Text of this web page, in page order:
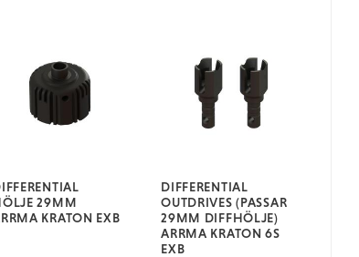
29MM
KRATON EXB
DIFFERENTIAL
OUTDRIVES (PASSAR
29MM DIFFHÖLJE)
ARRMA KRATON 6S
EXB